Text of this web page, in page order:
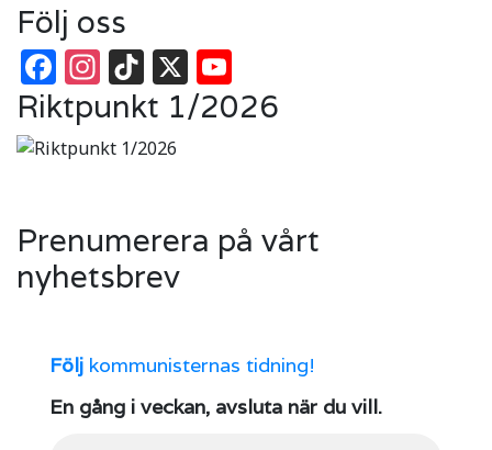
Följ oss
Facebook
Instagram
TikTok
X
Riktpunkt 1/2026
Prenumerera på vårt
nyhetsbrev
Följ kommunisternas tidning!
En gång i veckan, avsluta när du vill.